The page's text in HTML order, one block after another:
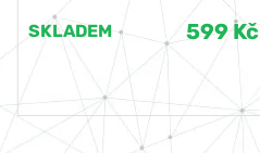
SKLADEM 599 Kč